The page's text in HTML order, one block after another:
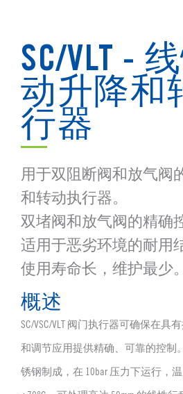
SC/VLT -
动升降和
行器
用于双阻断阀和放气阀
和转动执行器。
双堵阀和放气阀的精确
适用于恶劣环境的耐用
使用寿命长，维护最少。
概述
SC/VSC/VLT 阀门执行器可确保在具
和调节应用提供精确、可靠的控制
锈钢制成，在 10bar 压力下运行，